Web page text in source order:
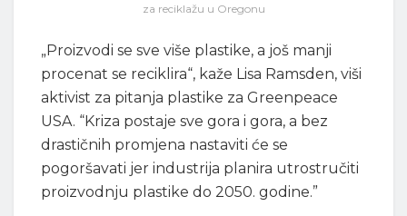
za reciklažu u Oregonu
„Proizvodi se sve više plastike, a još manji
procenat se reciklira“, kaže Lisa Ramsden, viši
aktivist za pitanja plastike za Greenpeace
USA. “Kriza postaje sve gora i gora, a bez
drastičnih promjena nastaviti će se
pogoršavati jer industrija planira utrostručiti
proizvodnju plastike do 2050. godine.”